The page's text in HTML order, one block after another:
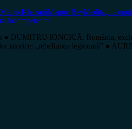
KhazariiManuc BeyMeditațiile unui
Incompetenței
DUMITRU IONCICĂ. România,
istorice: „rebeliunea legionară” ●